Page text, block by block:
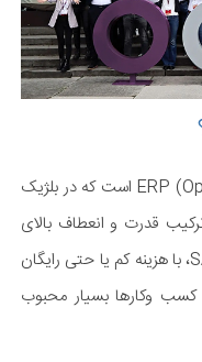
یک نرم افزار متن باز (Open Source) ERP است که در بلژیک
قدرت و انعطاف بالای
ERPهای حرفه ای و گران قیمت مانند SAP، با هزینه کم یا حتی رایگان
وکارها بسیار محبوب